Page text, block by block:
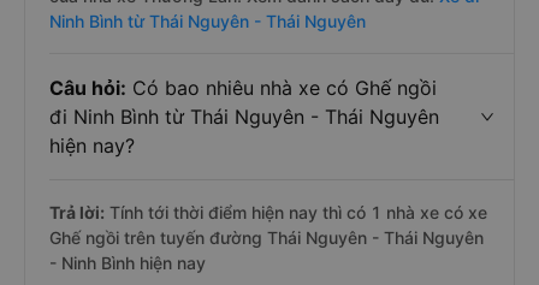
Ninh Bình từ Thái Nguyên - Thái Nguyên
Câu hỏi: Có bao nhiêu nhà xe có Ghế ngồi
đi Ninh Bình từ Thái Nguyên - Thái Nguyên
hiện nay?
Trả lời: Tính tới thời điểm hiện nay thì có 1 nhà xe có xe
Ghế ngồi trên tuyến đường Thái Nguyên - Thái Nguyên
- Ninh Bình hiện nay